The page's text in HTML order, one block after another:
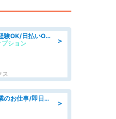
＞
マシンオペレーター/未経験OK/日払いOK/寮費無料/交替制/20・30・40代活躍中
ション
ス
＞
営業/商社でのルート営業のお仕事/即日勤務可/車通勤可/営業